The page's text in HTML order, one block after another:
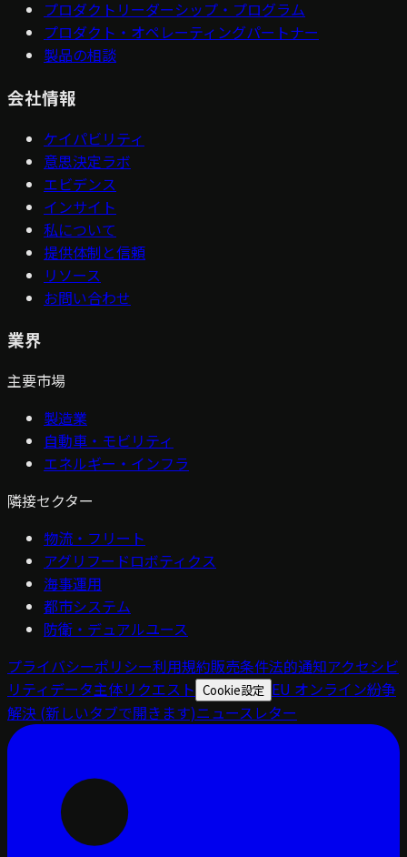
プロダクトリーダーシップ・プログラム
プロダクト・オペレーティングパートナー
製品の相談
会社情報
ケイパビリティ
意思決定ラボ
エビデンス
インサイト
私について
提供体制と信頼
リソース
お問い合わせ
業界
主要市場
製造業
自動車・モビリティ
エネルギー・インフラ
隣接セクター
物流・フリート
アグリフードロボティクス
海事運用
都市システム
防衛・デュアルユース
プライバシーポリシー利用規約販売条件法的通知アクセシビ
リティデータ主体リクエスト Cookie設定 EU オンライン紛争
解決 (新しいタブで開きます)ニュースレター